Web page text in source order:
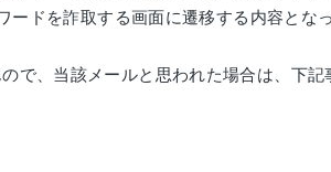
ドを詐取する画⾯に遷移する内容とな
で、当該メールと思われた場合は、下